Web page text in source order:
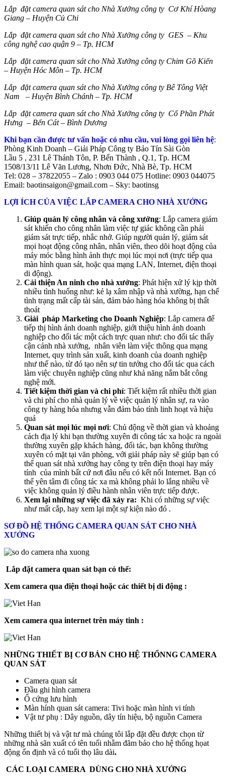
Lắp đặt camera quan sát cho Nhà Xưởng công ty Cơ Khí Hòang
Giang – Huyện Củ Chi
Lắp đặt camera quan sát cho Nhà Xưởng công ty GES – Khu
công nghệ cao quận 9 – Tp. HCM
Lắp đặt camera quan sát cho Nhà Xưởng công ty Chim Gõ Kiến
– Huyện Hóc Môn – Tp. HCM
Lắp đặt camera quan sát cho Nhà Xưởng công ty Bê Tông Việt
Nam – Huyện Bình Chánh – Tp. HCM
Lắp đặt camera quan sát cho Nhà Xưởng công ty Cổ Phần Phát
Hưng – Bến Cát – Bình Dương
Khi bạn cần được tư vấn hoặc có nhu cầu, vui lòng gọi liên hệ:
Phòng Kinh Doanh – Giải Pháp Công ty Bảo Tín Sài Gòn
Lầu 5 , 231 Lê Thánh Tôn, P. Bến Thành , Q.1, Tp. HCM
1508/13/11 Lê Văn Lương, Nhơn Đức, Nhà Bè, Tp. HCM
Tel: 028 – 37822055 – Zalo : 0903 044 075 Hotline: 0903 044075
Email: baotinsaigon@gmail.com – Sky: baotinsg
LỢI ÍCH CỦA VIỆC LẮP CAMERA CHO NHÀ XƯỞNG
Giúp quản lý công nhân và công xưởng: Lắp camera giám
sát khiến cho công nhân làm việc tự giác không cần phải
giám sát trực tiếp, nhắc nhở. Giúp người quản lý, giám sát
mọi hoạt động công nhân, nhân viên, theo dõi hoạt động của
máy móc bằng hình ảnh thực mọi lúc mọi nơi (trực tiếp qua
màn hình quan sát, hoặc qua mạng LAN, Internet, điện thoại
di động).
Cải thiện An ninh cho nhà xưởng: Phát hiện xử lý kịp thời
nhiều tình huống như: kẻ lạ xâm nhập và nhà xường, hạn chế
tình trạng mất cấp tài sản, đảm bảo hàng hóa không bị thất
thoát
Giải pháp Marketing cho Doanh Nghiệp: Lắp camera để
tiếp thị hình ảnh doanh nghiệp, giới thiệu hình ảnh doanh
nghiệp cho đối tác một cách trực quan như: cho đối tác thấy
cận cảnh nhà xưởng, nhân viên làm việc thông qua mạng
Internet, quy trình sản xuất, kinh doanh của doanh nghiệp
như thế nào, từ đó tạo nên sự tin tưởng cho đối tác qua cách
làm việc chuyên nghiệp cũng như khả năng nắm bắt công
nghệ mới.
Tiết kiệm thời gian và chi phí: Tiết kiệm rất nhiều thời gian
và chi phí cho nhà quản lý về việc quản lý nhân sự, ra vào
công ty hàng hóa nhưng vẫn đảm bảo tính linh hoạt và hiệu
quả
Quan sát mọi lúc mọi nơi: Chủ động về thời gian và khoảng
cách địa lý khi bạn thường xuyên đi công tác xa hoặc ra ngoài
thường xuyên gặp khách hàng, đối tác, bạn không thường
xuyên có mặt tại văn phòng, với giải pháp này sẽ giúp bạn có
thể quan sát nhà xưởng hay công ty trên điện thoại hay máy
tính của mình bất cứ nơi đâu nếu có kết nối Internet. Bạn có
thể yên tâm đi công tác xa mà không phải lo lắng nhiều về
việc không quản lý điều hành nhân viên trực tiếp được.
Xem lại những sự việc đã xảy ra: Khi có những sự việc
như mất cắp, hay xem lại một sự kiện nào đó .
SƠ ĐỒ HỆ THỐNG CAMERA QUAN SÁT CHO NHÀ
XƯỞNG
Lắp đặt camera quan sát bạn có thể:
Xem camera qua điện thoại hoặc các thiết bị di động :
Xem camera qua internet trên máy tinh :
NHỮNG THIẾT BỊ CƠ BẢN CHO HỆ THỔNNG CAMERA
QUAN SÁT
Camera quan sát
Đầu ghi hình camera
Ổ cứng lưu hình
Màn hính quan sát camera: Tivi hoặc màn hình vi tính
Vật tư phụ : Dây nguồn, dây tín hiệu, bộ nguồn Camera
Những thiết bị và vật tư mà chúng tôi lắp đặt đều được chọn từ
những nhà sãn xuất có tên tuổi nhằm đãm bảo cho hệ thống họat
động ổn định và có tuổi thọ lâu dài.
CÁC LOẠI CAMERA DÙNG CHO NHÀ XƯỞNG